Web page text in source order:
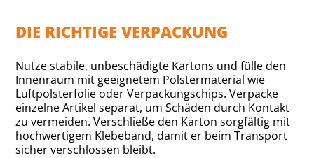
DIE RICHTIGE VERPACKUNG
Nutze stabile, unbeschädigte Kartons und fülle den
Innenraum mit geeignetem Polstermaterial wie
Luftpolsterfolie oder Verpackungschips. Verpacke
einzelne Artikel separat, um Schäden durch Kontakt
zu vermeiden. Verschließe den Karton sorgfältig mit
hochwertigem Klebeband, damit er beim Transport
sicher verschlossen bleibt.